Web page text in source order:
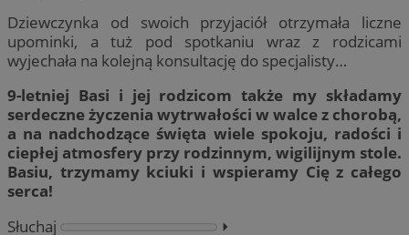
Dziewczynka od swoich przyjaciół otrzymała liczne
upominki, a tuż pod spotkaniu wraz z rodzicami
wyjechała na kolejną konsultację do specjalisty…
9-letniej Basi i jej rodzicom także my składamy
serdeczne życzenia wytrwałości w walce z chorobą,
a na nadchodzące święta wiele spokoju, radości i
ciepłej atmosfery przy rodzinnym, wigilijnym stole.
Basiu, trzymamy kciuki i wspieramy Cię z całego
serca!
Słuchaj
⏵︎